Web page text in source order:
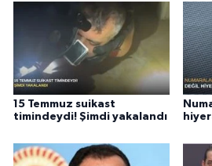
15 Temmuz suikast
timindeydi! Şimdi yakalandı